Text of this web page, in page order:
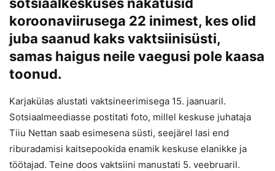
koroonaviirusega 22 inimest, kes olid
juba saanud kaks vaktsiinisüsti,
samas haigus neile vaegusi pole kaasa
toonud.
Karjakülas alustati vaktsineerimisega 15. jaanuaril.
Sotsiaalmeediasse postitati foto, millel keskuse juhataja
Tiiu Nettan saab esimesena süsti, seejärel lasi end
riburadamisi kaitsepookida enamik keskuse elanikke ja
töötajad. Teine doos vaktsiini manustati 5. veebruaril.